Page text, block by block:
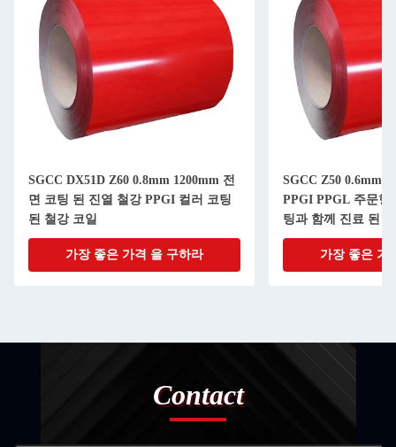
SGCC DX51D Z60 0.8mm 1200mm 전
면 코팅 된 진열 철강 PPGI 컬러 코팅
된 철강 코일
가장 좋은 가격 을 구하라
SGCC Z50 0.6mm
PPGI PPGL 주문형
팅과 함께 진료 된
g/m2
가장 좋은 가
Contact